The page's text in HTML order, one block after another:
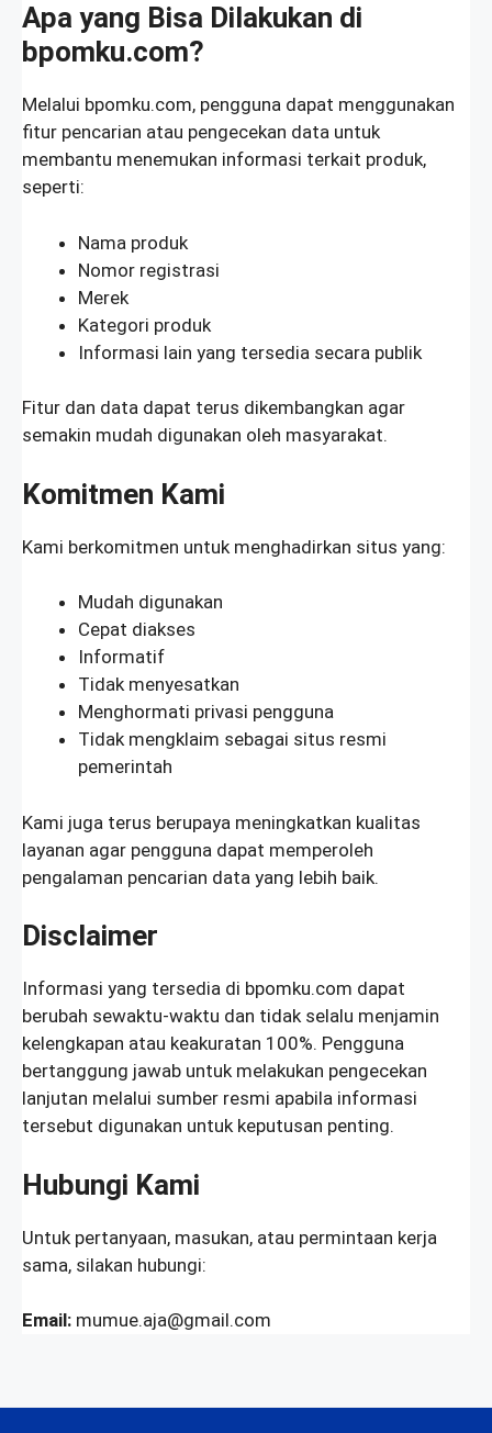
Apa yang Bisa Dilakukan di
bpomku.com?
Melalui bpomku.com, pengguna dapat menggunakan
fitur pencarian atau pengecekan data untuk
membantu menemukan informasi terkait produk,
seperti:
Nama produk
Nomor registrasi
Merek
Kategori produk
Informasi lain yang tersedia secara publik
Fitur dan data dapat terus dikembangkan agar
semakin mudah digunakan oleh masyarakat.
Komitmen Kami
Kami berkomitmen untuk menghadirkan situs yang:
Mudah digunakan
Cepat diakses
Informatif
Tidak menyesatkan
Menghormati privasi pengguna
Tidak mengklaim sebagai situs resmi
pemerintah
Kami juga terus berupaya meningkatkan kualitas
layanan agar pengguna dapat memperoleh
pengalaman pencarian data yang lebih baik.
Disclaimer
Informasi yang tersedia di bpomku.com dapat
berubah sewaktu-waktu dan tidak selalu menjamin
kelengkapan atau keakuratan 100%. Pengguna
bertanggung jawab untuk melakukan pengecekan
lanjutan melalui sumber resmi apabila informasi
tersebut digunakan untuk keputusan penting.
Hubungi Kami
Untuk pertanyaan, masukan, atau permintaan kerja
sama, silakan hubungi:
Email: mumue.aja@gmail.com